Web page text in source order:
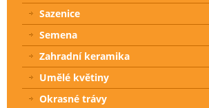
Sazenice
Semena
Zahradní keramika
Umělé květiny
Okrasné trávy